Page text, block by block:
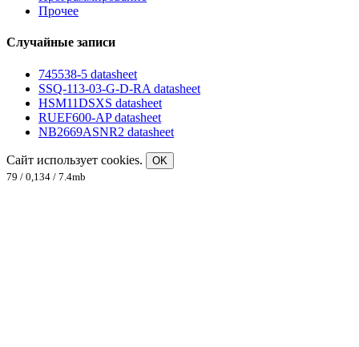
Прочее
Случайные записи
745538-5 datasheet
SSQ-113-03-G-D-RA datasheet
HSM11DSXS datasheet
RUEF600-AP datasheet
NB2669ASNR2 datasheet
Сайт использует cookies.
OK
79 / 0,134 / 7.4mb